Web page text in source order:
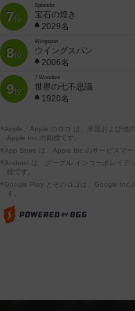
7位
Splendor
宝石の煌き
2029名
8位
Wingspan
ウイングスパン
2006名
9位
7 Wonders
世界の七不思議
1920名
※Apple、Apple のロゴ は、米国および他の
Apple Inc.の商標です。
※App Store は、Apple Inc.のサービスマー
※Android は、グーグル インコーポレイテ
標です。
※Google Play とそのロゴは、Google Inc.
す。